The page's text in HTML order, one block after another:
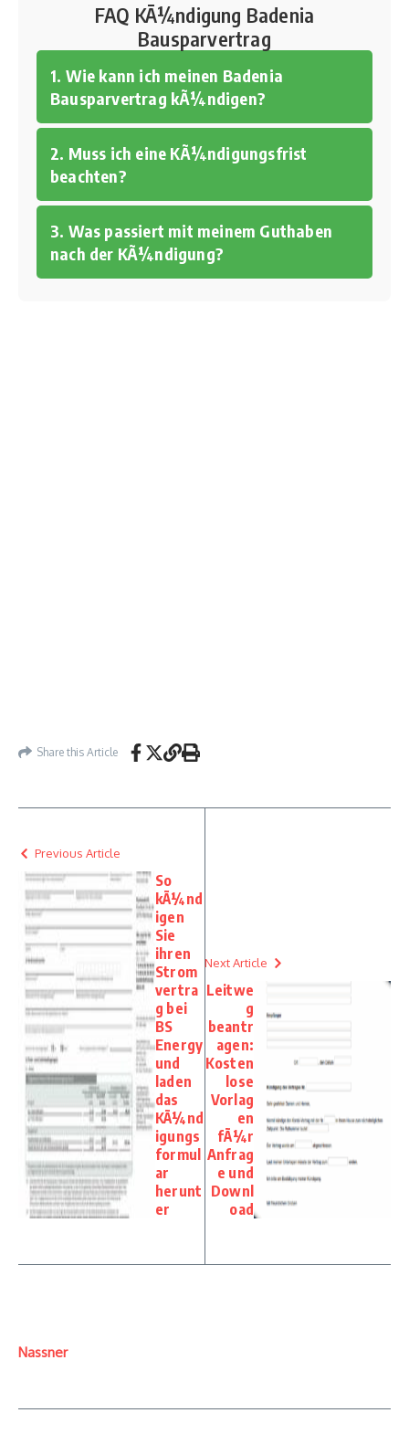
FAQ KÃ¼ndigung Badenia
Bausparvertrag
1. Wie kann ich meinen Badenia
Bausparvertrag kÃ¼ndigen?
2. Muss ich eine KÃ¼ndigungsfrist
beachten?
3. Was passiert mit meinem Guthaben
nach der KÃ¼ndigung?
Share this Article
Previous Article
So
kÃ¼nd
igen
Sie
ihren
Strom
vertra
g bei
BS
Energy
und
laden
das
KÃ¼nd
igungs
formul
ar
herunt
er
Next Article
Leitwe
g
beantr
agen:
Kosten
lose
Vorlag
en
fÃ¼r
Anfrag
e und
Downl
oad
Nassner